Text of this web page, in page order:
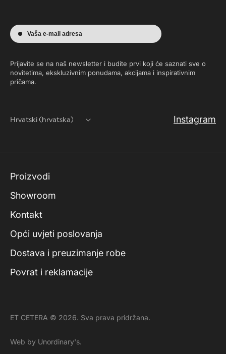
Vaša e-mail adresa
Prijavite se na naš newsletter i budite prvi koji će saznati sve o
novitetima, ekskluzivnim ponudama, akcijama i inspirativnim
pričama.
Hrvatski (hrvatska) Instagram
Proizvodi
Showroom
Kontakt
Opći uvjeti poslovanja
Dostava i preuzimanje robe
Povrat i reklamacije
ET CETERA © 2026. Sva prava pridržana.
Web by Unordinary's.